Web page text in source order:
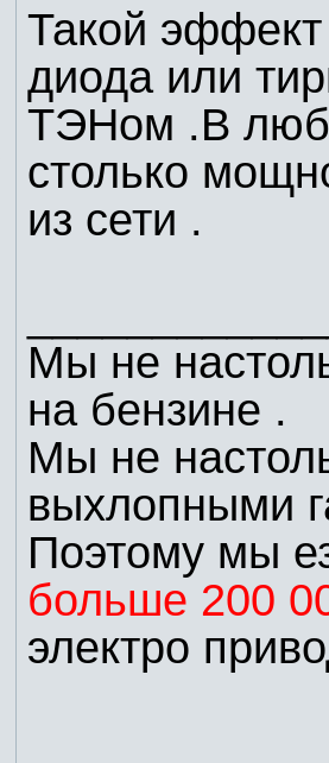
Такой
диода или
ТЭНом .В
столько
из сети .
Мы не
на бензине .
Мы не
выхлопными
Поэтому мы
больше 200
электро